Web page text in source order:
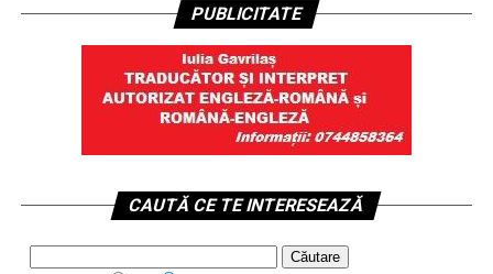
PUBLICITATE
CAUTĂ CE TE INTERESEAZĂ